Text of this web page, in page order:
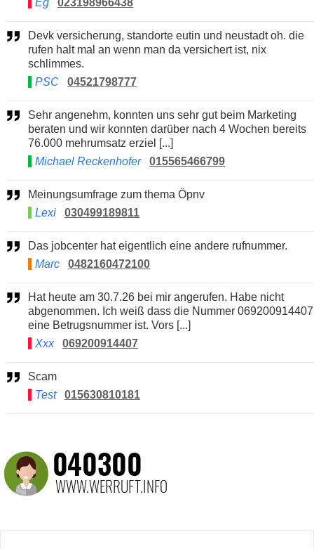
Eg
023198966438
Devk versicherung, standorte eutin und neustadt oh. die
rufen halt mal an wenn man da versichert ist, nix
schlimmes.
PSC
04521798777
Sehr angenehm, konnten uns sehr gut beim Marketing
beraten und wir konnten darüber nach 4 Wochen bereits
76.000 mehrumsatz erziel [...]
Michael Reckenhofer
015565466799
Meinungsumfrage zum thema Öpnv
Lexi
030499189811
Das jobcenter hat eigentlich eine andere rufnummer.
Marc
0482160472100
Hat heute am 30.7.26 bei mir angerufen. Habe nicht
abgenommen. Ich weiß dass die Nummer 069200914407
eine Betrugsnummer ist. Vors [...]
Xxx
069200914407
Scam
Test
015630810181